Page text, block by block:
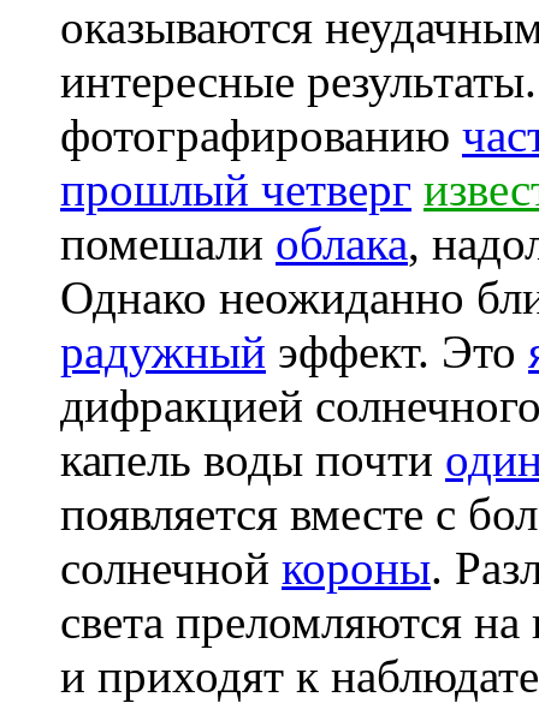
оказываются
интересные
фотографированию
прошлый четверг
помешали облака,
Однако неожиданно
радужный эффект. Это
дифракцией
капель воды почти
появляется вместе с
солнечной короны.
света преломляются
и приходят к